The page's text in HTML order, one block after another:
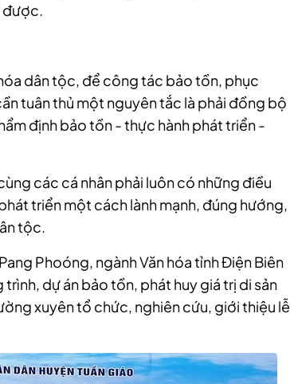
được.
dân tộc, để công tác bảo tồn, phục
tuân thủ một nguyên tắc là phải đồng bộ
định bảo tồn - thực hành phát triển -
các cá nhân phải luôn có những điều
triển một cách lành mạnh, đúng hướng,
tộc.
Phoóng, ngành Văn hóa tỉnh Điện Biên
dự án bảo tồn, phát huy giá trị di sản
xuyên tổ chức, nghiên cứu, giới thiệu lễ